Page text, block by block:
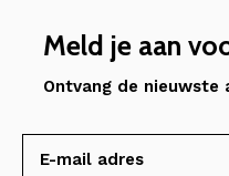
Meld je aan
Ontvang de nieuwste